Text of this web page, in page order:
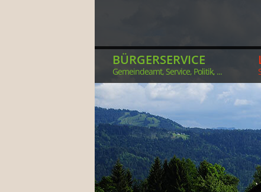
BÜRGERSERVICE
Gemeindeamt, Service, Politik, ...